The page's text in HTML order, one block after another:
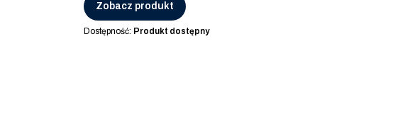
Zobacz produkt
Dostępność: Produkt dostępny